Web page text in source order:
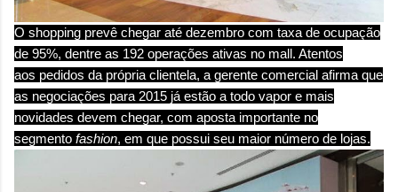
O shopping prevê chegar até dezembro com taxa de ocupação
de 95%, dentre as 192 operações ativas no mall. Atentos
aos pedidos da própria clientela, a gerente comercial afirma que
as negociações para 2015 já estão a todo vapor e mais
novidades devem chegar, com aposta importante no
segmento fashion, em que possui seu maior número de lojas.